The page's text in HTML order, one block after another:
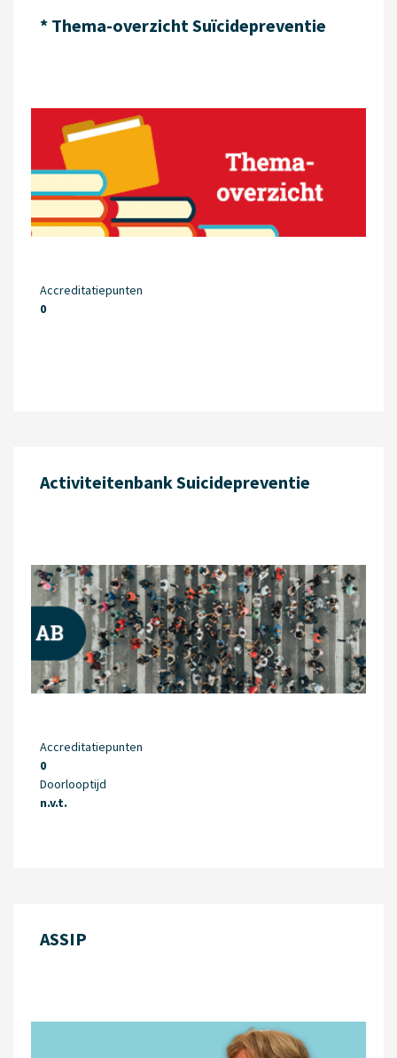
* Thema-overzicht Suïcide­preventie
Accreditatiepunten
0
Activiteitenbank Su­icidepreventie
Accreditatiepunten
0
Doorlooptijd
n.v.t.
ASSIP